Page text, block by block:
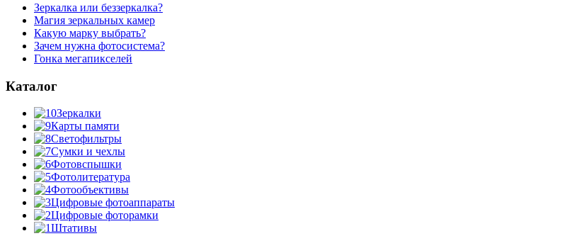
Зеркалка или беззеркалка?
Магия зеркальных камер
Какую марку выбрать?
Зачем нужна фотосистема?
Гонка мегапикселей
Каталог
Зеркалки
Карты памяти
Светофильтры
Сумки и чехлы
Фотовспышки
Фотолитература
Фотообъективы
Цифровые фотоаппараты
Цифровые фоторамки
Штативы